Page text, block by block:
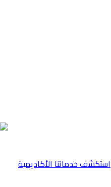
⁠استكشف خدماتنا الأكاديمية